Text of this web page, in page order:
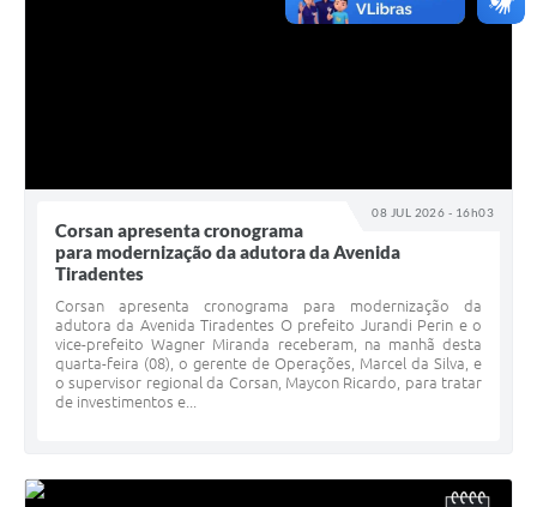
08 JUL 2026 - 16h03
Corsan apresenta cronograma
para modernização da adutora da Avenida
Tiradentes
Corsan apresenta cronograma para modernização da
adutora da Avenida Tiradentes O prefeito Jurandi Perin e o
vice-prefeito Wagner Miranda receberam, na manhã desta
quarta-feira (08), o gerente de Operações, Marcel da Silva, e
o supervisor regional da Corsan, Maycon Ricardo, para tratar
de investimentos e...